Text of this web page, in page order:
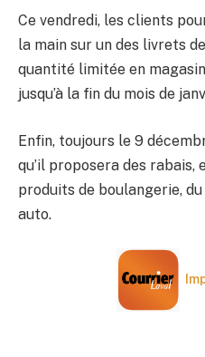
Ce vendredi, les clients
la main sur un des livrets
quantité limitée en
jusqu’à la fin du mois de
Enfin, toujours le 9
qu’il proposera des rabais,
produits de boulangerie,
auto.